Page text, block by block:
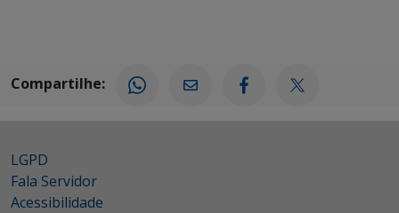
Compartilhe:
LGPD
Fala Servidor
Acessibilidade